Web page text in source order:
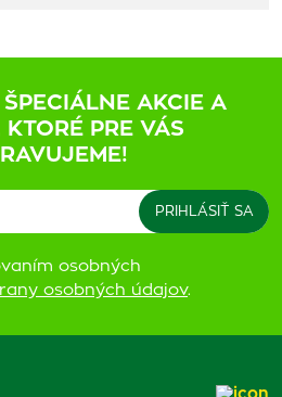
ŠPECIÁLNE AKCIE A
KTORÉ PRE VÁS
osobných
osobných údajov.